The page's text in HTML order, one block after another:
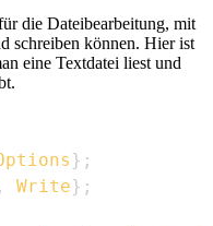
die Dateibearbeitung, mit
schreiben können. Hier ist
eine Textdatei liest und
} ;
, Write} ;